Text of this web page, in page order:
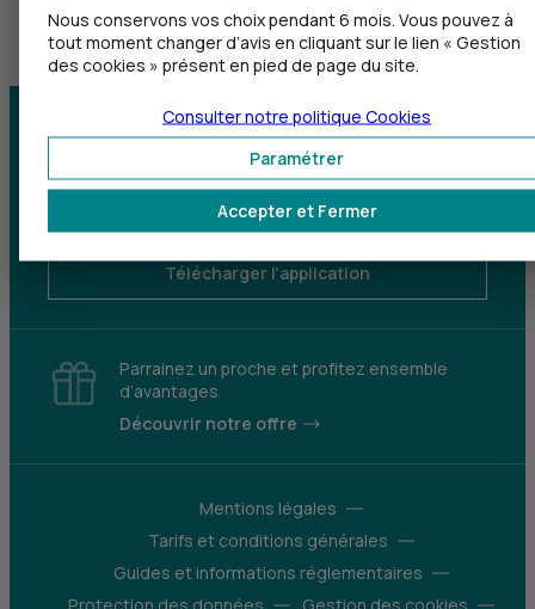
Centre d'aide Trouver une agence
Sourds et
Télécharger l'application
Parrainez un proche et profitez ensemble
d’avantages
Découvrir notre offre
Mentions légales
Tarifs et conditions générales
Guides et informations réglementaires
Nous conservons vos choix pendant 6 mois. Vous pouvez à
tout moment changer d’avis en cliquant sur le lien « Gestion
des cookies » présent en pied de page du site.
Accepter et Fermer
Paramétrer
Consulter notre politique Cookies